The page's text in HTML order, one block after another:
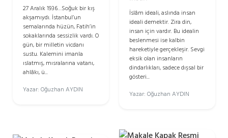
27 Aralık 1936…Soğuk bir kış
akşamıydı. İstanbul’un
semalarında hüzün, Fatih’in
sokaklarında sessizlik vardı. O
gün, bir milletin vicdanı
sustu. Kalemini imanla
ıslatmış, mısralarına vatanı,
ahlâkı, ü...
Yazar: Oğuzhan AYDIN
İslâm ideali, aslında insan
ideali demektir. Zira din,
insan için vardır. Bu idealin
beslenmesi ise kalbin
hareketiyle gerçekleşir. Sevgi
eksik olan insanların
dindarlıkları, sadece dışsal bir
gösteri...
Yazar: Oğuzhan AYDIN